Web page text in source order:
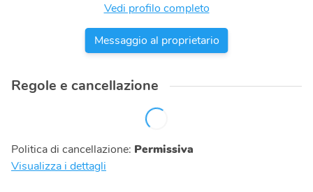
Vedi profilo completo
Messaggio al proprietario
Regole e cancellazione
Politica di cancellazione: Permissiva
Visualizza i dettagli